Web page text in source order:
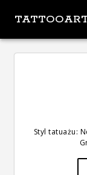
Styl tatuażu: